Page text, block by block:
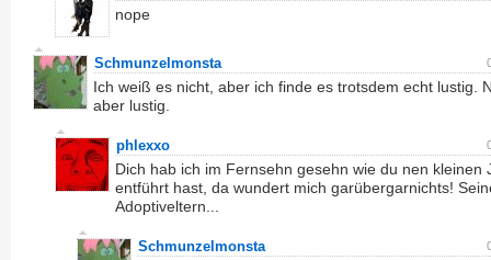
nope
Schmunzelmonsta
Ich weiß es nicht, aber ich finde es trotsdem echt lustig.
aber lustig.
phlexxo
Dich hab ich im Fernsehn gesehn wie du nen kleinen
entführt hast, da wundert mich garübergarnichts!
Adoptiveltern...
Schmunzelmonsta